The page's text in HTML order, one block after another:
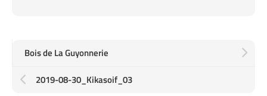
Bois de La Guyonnerie
2019-08-30_Kikasoif_03